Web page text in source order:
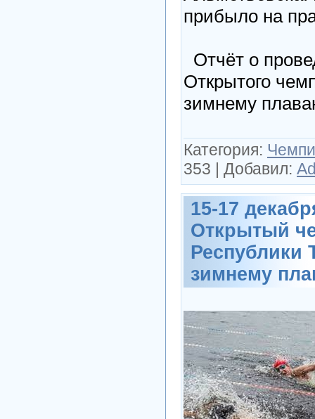
прибыло на
Отчёт о
Открытого
зимнему
Категория:
353 | Добавил:
15-17
Открытый
Республики
зимнему